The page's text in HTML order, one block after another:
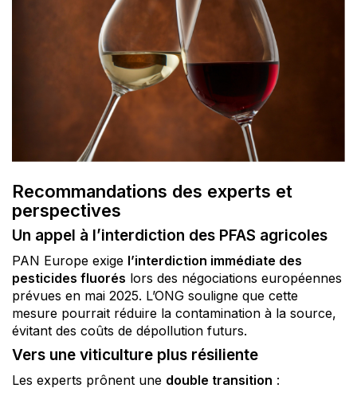
Recommandations des experts et
perspectives
Un appel à l’interdiction des PFAS agricoles
PAN Europe exige l’interdiction immédiate des
pesticides fluorés lors des négociations européennes
prévues en mai 2025. L’ONG souligne que cette
mesure pourrait réduire la contamination à la source,
évitant des coûts de dépollution futurs.
Vers une viticulture plus résiliente
Les experts prônent une double transition :